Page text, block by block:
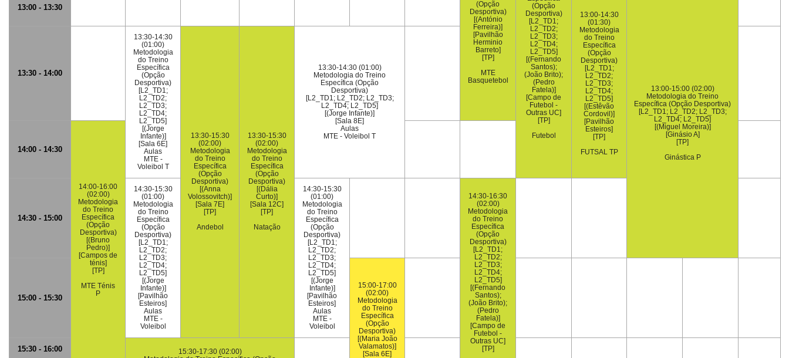
(Opção
Desportiva)
[(António
Ferreira)]
[Pavilhão
Herminio
Barreto]
[TP]
MTE
Basquetebol
(Opção
Desportiva)
[L2_TD1;
L2_TD2;
L2_TD3;
L2_TD4;
L2_TD5]
[(Fernando
Santos);
(João Brito);
(Pedro
Fatela)]
[Campo de
Futebol -
Outras UC]
[TP]
Futebol
13:00 - 13:30
13:00-14:30
(01:30)
Metodologia
do Treino
Específica
(Opção
Desportiva)
[L2_TD1;
L2_TD2;
L2_TD3;
L2_TD4;
L2_TD5]
[(Estêvão
Cordovil)]
[Pavilhão
Esteiros]
[TP]
FUTSAL TP
13:00-15:00 (02:00)
Metodologia do Treino
Específica (Opção Desportiva)
[L2_TD1; L2_TD2; L2_TD3;
L2_TD4; L2_TD5]
[(Miguel Moreira)]
[Ginásio A]
[TP]
Ginástica P
13:30 - 14:00
13:30-14:30
(01:00)
Metodologia
do Treino
Específica
(Opção
Desportiva)
[L2_TD1;
L2_TD2;
L2_TD3;
L2_TD4;
L2_TD5]
[(Jorge
Infante)]
[Sala 6E]
Aulas
MTE -
Voleibol T
13:30-15:30
(02:00)
Metodologia
do Treino
Específica
(Opção
Desportiva)
[(Anna
Volossovitch)]
[Sala 7E]
[TP]
Andebol
13:30-15:30
(02:00)
Metodologia
do Treino
Específica
(Opção
Desportiva)
[(Dália
Curto)]
[Sala 12C]
[TP]
Natação
13:30-14:30 (01:00)
Metodologia do Treino
Específica (Opção
Desportiva)
[L2_TD1; L2_TD2; L2_TD3;
L2_TD4; L2_TD5]
[(Jorge Infante)]
[Sala 8E]
Aulas
MTE - Voleibol T
14:00 - 14:30
14:00-16:00
(02:00)
Metodologia
do Treino
Específica
(Opção
Desportiva)
[(Bruno
Pedro)]
[Campos de
ténis]
[TP]
MTE Ténis
P
14:30 - 15:00
14:30-15:30
(01:00)
Metodologia
do Treino
Específica
(Opção
Desportiva)
[L2_TD1;
L2_TD2;
L2_TD3;
L2_TD4;
L2_TD5]
[(Jorge
Infante)]
[Pavilhão
Esteiros]
Aulas
MTE -
Voleibol
14:30-15:30
(01:00)
Metodologia
do Treino
Específica
(Opção
Desportiva)
[L2_TD1;
L2_TD2;
L2_TD3;
L2_TD4;
L2_TD5]
[(Jorge
Infante)]
[Pavilhão
Esteiros]
Aulas
MTE -
Voleibol
14:30-16:30
(02:00)
Metodologia
do Treino
Específica
(Opção
Desportiva)
[L2_TD1;
L2_TD2;
L2_TD3;
L2_TD4;
L2_TD5]
[(Fernando
Santos);
(João Brito);
(Pedro
Fatela)]
[Campo de
Futebol -
Outras UC]
[TP]
15:00 - 15:30
15:00-17:00
(02:00)
Metodologia
do Treino
Específica
(Opção
Desportiva)
[(Maria João
Valamatos)]
[Sala 6E]
15:30 - 16:00
15:30-17:30 (02:00)